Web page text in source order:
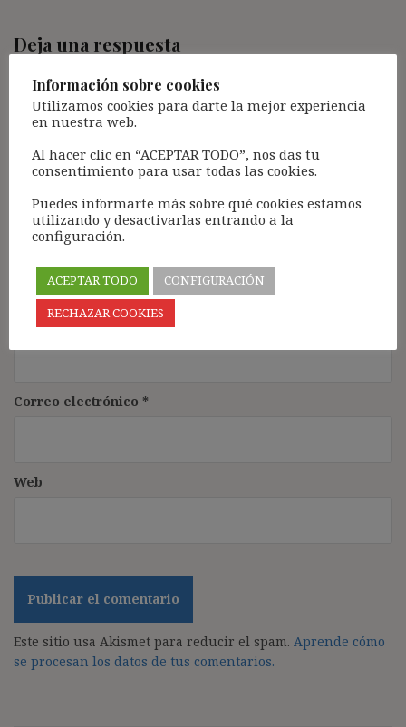
Deja una respuesta
campos obligatorios están marcados con
Comentario*
Nombre*
Correo electrónico *
Web
Este sitio usa Akismet para reducir el spam. Aprende cómo
se procesan los datos de tus comentarios.
Información sobre cookies
Utilizamos cookies para darte la mejor experiencia
en nuestra web.
Al hacer clic en “ACEPTAR TODO”, nos das tu
consentimiento para usar todas las cookies.
Puedes informarte más sobre qué cookies estamos
utilizando y desactivarlas entrando a la
configuración.
ACEPTAR TODO
CONFIGURACIÓN
RECHAZAR COOKIES